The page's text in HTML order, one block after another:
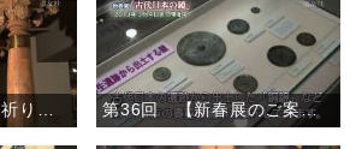
第36回 【新春展のご案内】「古代日本の鏡」